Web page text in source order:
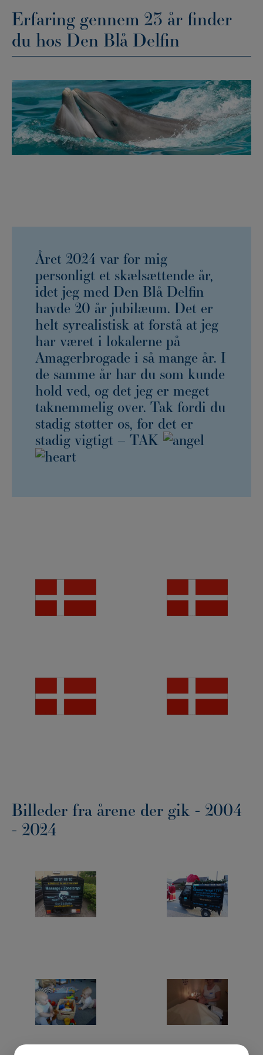
Erfaring gennem 23 år finder
du hos Den Blå Delfin
Året 2024 var for mig
personligt et skælsættende år,
idet jeg med Den Blå Delfin
havde 20 år jubilæum. Det er
helt syrealistisk at forstå at jeg
har været i lokalerne på
Amagerbrogade i så mange år. I
de samme år har du som kunde
hold ved, og det jeg er meget
taknemmelig over. Tak fordi du
stadig støtter os, for det er
stadig vigtigt – TAK
Billeder fra årene der gik - 2004
- 2024